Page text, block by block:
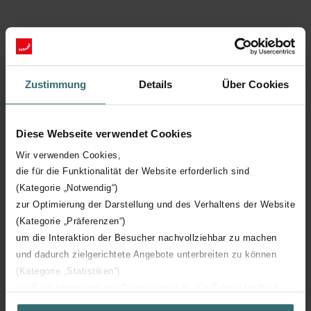
Zustimmung Details Über Cookies
Diese Webseite verwendet Cookies
Wir verwenden Cookies,
die für die Funktionalität der Website erforderlich sind
(Kategorie „Notwendig“)
zur Optimierung der Darstellung und des Verhaltens der Website
(Kategorie „Präferenzen“)
um die Interaktion der Besucher nachvollziehbar zu machen
und dadurch zielgerichtete Angebote unterbreiten zu können
(Kategorie „Statistiken“)
(Kategorie „Marketing“)